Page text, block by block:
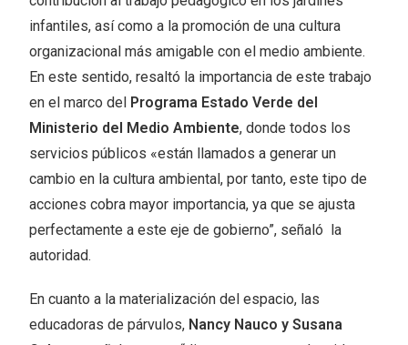
infantiles, así como a la promoción de una cultura
organizacional más amigable con el medio ambiente.
En este sentido, resaltó la importancia de este trabajo
en el marco del Programa Estado Verde del
Ministerio del Medio Ambiente, donde todos los
servicios públicos «están llamados a generar un
cambio en la cultura ambiental, por tanto, este tipo de
acciones cobra mayor importancia, ya que se ajusta
perfectamente a este eje de gobierno”, señaló la
autoridad.
En cuanto a la materialización del espacio, las
educadoras de párvulos, Nancy Nauco y Susana